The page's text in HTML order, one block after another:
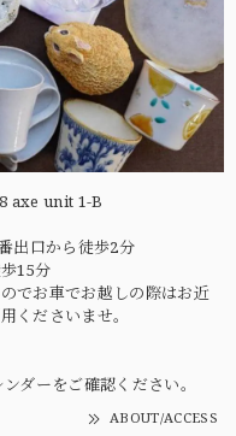
axe unit 1-B
出口から徒歩2分
15分
でお車でお越しの際はお近
くださいませ。
ダーをご確認ください。
ABOUT/ACCESS